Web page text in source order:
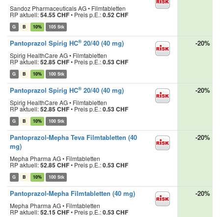
Sandoz Pharmaceuticals AG • Filmtabletten
RP aktuell:54.55 CHF• Preis p.E.:0.52 CHF
G B 10% 105 Stk
Pantoprazol Spirig HC® 20/40 (40 mg)
Spirig HealthCare AG • Filmtabletten
RP aktuell:52.85 CHF• Preis p.E.:0.53 CHF
G B 10% 100 Stk
-20%
Pantoprazol Spirig HC® 20/40 (40 mg)
Spirig HealthCare AG • Filmtabletten
RP aktuell:52.85 CHF• Preis p.E.:0.53 CHF
G B 10% 100 Stk
-20%
Pantoprazol-Mepha Teva Filmtabletten (40
mg)
Mepha Pharma AG • Filmtabletten
RP aktuell:52.85 CHF• Preis p.E.:0.53 CHF
G B 10% 100 Stk
-20%
Pantoprazol-Mepha Filmtabletten (40 mg)
Mepha Pharma AG • Filmtabletten
RP aktuell:52.15 CHF• Preis p.E.:0.53 CHF
-20%